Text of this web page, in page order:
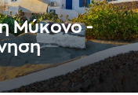
Μύκονο -